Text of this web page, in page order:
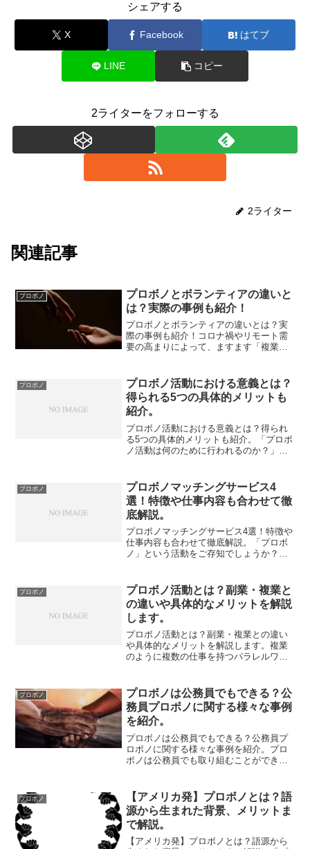
シェアする
X Facebook はてブ
LINE コピー
2ライターをフォローする
2ライター
関連記事
プロボノ
プロボノとボランティアの違いと
は？実際の事例も紹介！
プロボノとボランティアの違いとは？実
際の事例も紹介！コロナ禍やリモート需
要の高まりによって、ますます「複業」
ル・資格を社外で活かしたい」と思う方
も多いのではないでしょうか...
プロボノ
プロボノ活動における意義とは？
得られる5つの具体的メリットも
紹介。
プロボノ活動における意義とは？得られ
る5つの具体的メリットも紹介。「プロボ
ノ活動は何のために行われるのか？」と
は、プロボノ活動における明確な定義は
ありません。ですが、どの...
プロボノ
プロボノマッチングサービス4
選！特徴や仕事内容も合わせて徹
底解説。
プロボノマッチングサービス4選！特徴や
仕事内容も合わせて徹底解説。「プロボ
ノ」という活動をご存知でしょうか？近
で、本記事では「プロボノマッチングサ
ービスの特徴や仕事内容...
プロボノ
プロボノ活動とは？副業・複業と
の違いや具体的なメリットを解説
します。
プロボノ活動とは？副業・複業との違い
や具体的なメリットを解説します。複業
のように複数の仕事を持つパラレルワー
める方も増えてきています。しかし、
「プロボノ活動」と聞いて、...
プロボノ
プロボノは公務員でもできる？公
務員プロボノに関する様々な事例
を紹介。
プロボノは公務員でもできる？公務員プ
ロボノに関する様々な事例を紹介。プロ
ボノは公務員でも取り組むことができる
も言われることが多く、今後のキャリア
形成についていやでも...
プロボノ
【アメリカ発】プロボノとは？語
源から生まれた背景、メリットま
で解説。
【アメリカ発】プロボノとは？語源から